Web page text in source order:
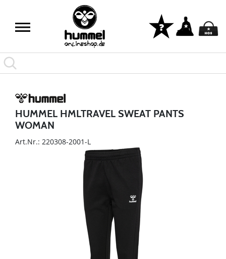
HUMMEL HMLTRAVEL SWEAT PANTS
WOMAN
Art.Nr.: 220308-2001-L